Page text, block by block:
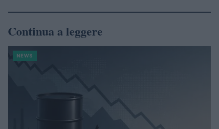
Continua a leggere
NEWS